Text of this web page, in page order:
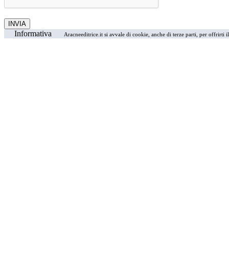
Informativa Aracneeditrice.it si avvale di cookie, anche di terze parti, per